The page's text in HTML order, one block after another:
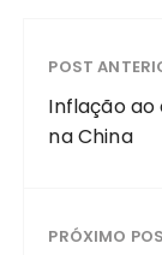
POST
Inflação ao
na China
PRÓXIMO